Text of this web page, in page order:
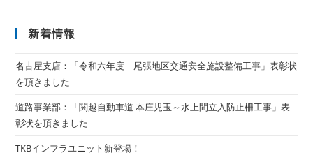
新着情報
名古屋支店：「令和六年度 尾張地区交通安全施設整備工事」表彰状
を頂きました
道路事業部：「関越自動車道 本庄児玉～水上間立入防止柵工事」表
彰状を頂きました
TKBインフラユニット新登場！